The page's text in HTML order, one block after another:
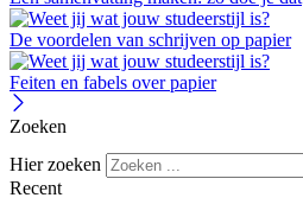
De voordelen van schrijven op papier
Feiten en fabels over papier
Zoeken
Hier zoeken
Recent